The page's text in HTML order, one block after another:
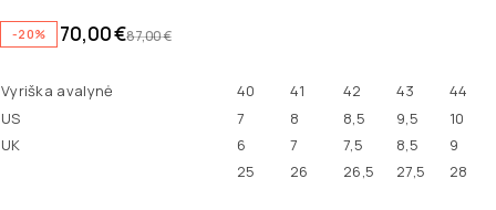
-20% 87,00€
70,00€
Vyriška avalynė 40 41 42 43
44
US
7 8 8,5 9,5
10
UK
6 7 7,5 8,5
9
25
26 26,5 27,5 28